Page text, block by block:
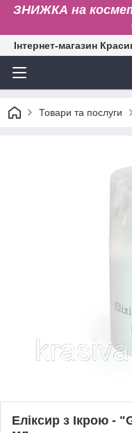
ЗНИЖКА на
Інтернет-магазин
Товари та послуги
Еліксир з Ікрою -